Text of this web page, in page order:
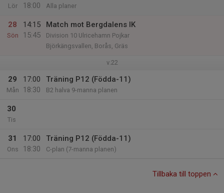
Lör
18:00
Alla planer
28
Sön
14:15
15:45
Match mot Bergdalens IK
Division 10 Ulricehamn Pojkar
Björkängsvallen, Borås, Gräs
v.22
29
Mån
17:00
18:30
Träning P12 (Födda-11)
B2 halva 9-manna planen
30
Tis
31
Ons
17:00
18:30
Träning P12 (Födda-11)
C-plan (7-manna planen)
Tillbaka till toppen